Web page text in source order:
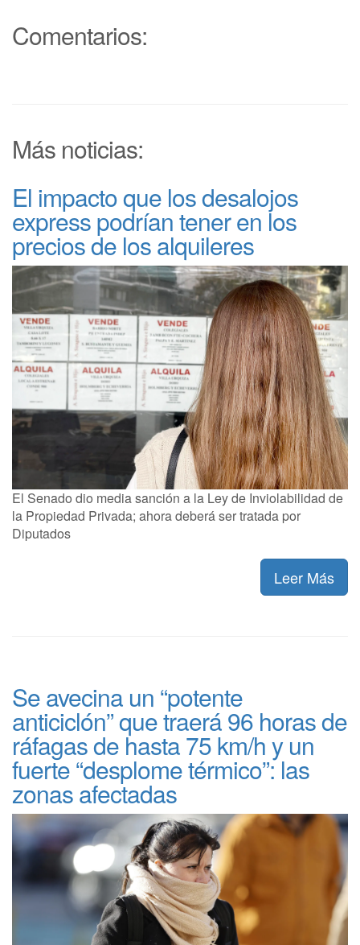
Comentarios:
Más noticias:
El impacto que los desalojos
express podrían tener en los
precios de los alquileres
El Senado dio media sanción a la Ley de Inviolabilidad de
la Propiedad Privada; ahora deberá ser tratada por
Diputados
Leer Más
Se avecina un “potente
anticiclón” que traerá 96 horas de
ráfagas de hasta 75 km/h y un
fuerte “desplome térmico”: las
zonas afectadas